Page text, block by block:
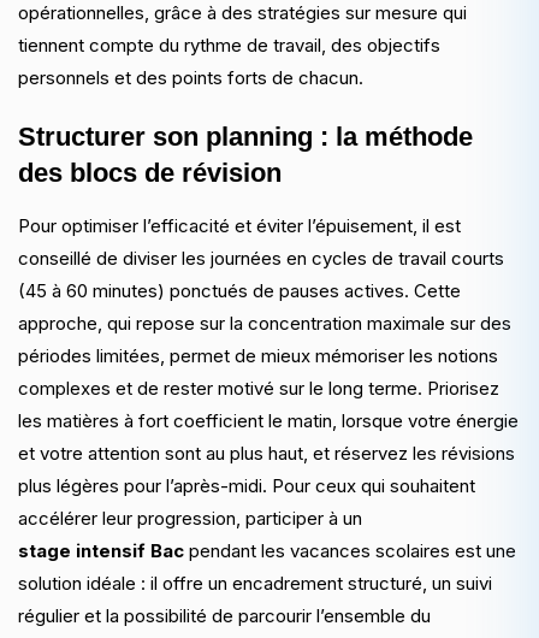
opérationnelles, grâce à des stratégies sur mesure qui
tiennent compte du rythme de travail, des objectifs
personnels et des points forts de chacun.
Structurer son planning : la méthode
des blocs de révision
Pour optimiser l’efficacité et éviter l’épuisement, il est
conseillé de diviser les journées en cycles de travail courts
(45 à 60 minutes) ponctués de pauses actives. Cette
approche, qui repose sur la concentration maximale sur des
périodes limitées, permet de mieux mémoriser les notions
complexes et de rester motivé sur le long terme. Priorisez
les matières à fort coefficient le matin, lorsque votre énergie
et votre attention sont au plus haut, et réservez les révisions
plus légères pour l’après-midi. Pour ceux qui souhaitent
accélérer leur progression, participer à un
stage intensif Bac pendant les vacances scolaires est une
solution idéale : il offre un encadrement structuré, un suivi
régulier et la possibilité de parcourir l’ensemble du